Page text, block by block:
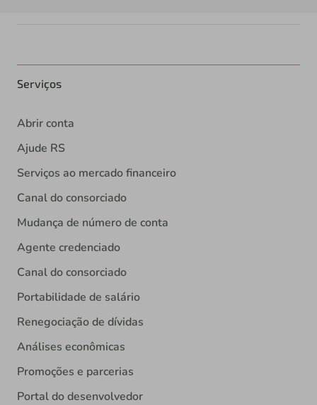
Serviços
Abrir conta
Ajude RS
Serviços ao mercado financeiro
Canal do consorciado
Mudança de número de conta
Agente credenciado
Canal do consorciado
Portabilidade de salário
Renegociação de dívidas
Análises econômicas
Promoções e parcerias
Portal do desenvolvedor